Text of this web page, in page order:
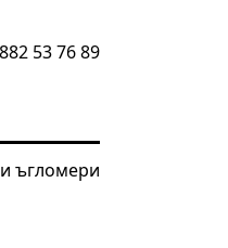
53 76 89
ъгломери